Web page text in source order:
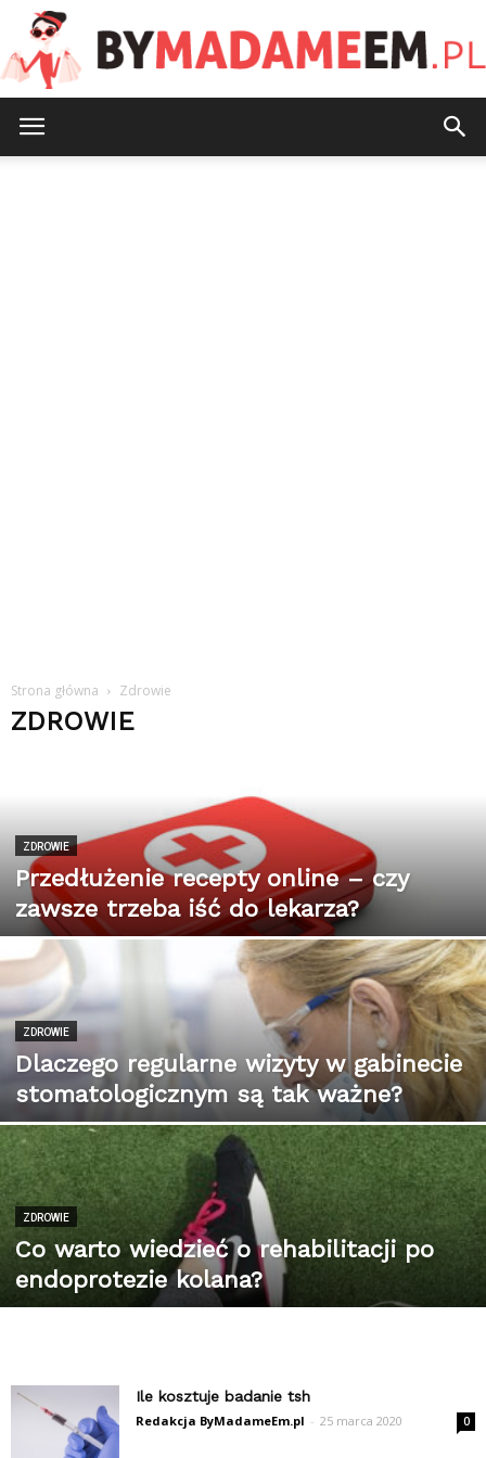
Strona główna Zdrowie
ZDROWIE
ZDROWIE
Przedłużenie recepty online – czy
zawsze trzeba iść do lekarza?
ZDROWIE
Dlaczego regularne wizyty w gabinecie
stomatologicznym są tak ważne?
ZDROWIE
Co warto wiedzieć o rehabilitacji po
endoprotezie kolana?
Ile kosztuje badanie tsh
Redakcja ByMadameEm.pl - 25 marca 2020 0